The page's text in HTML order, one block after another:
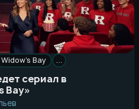
Widow’s Bay …
сериал в
Bay»